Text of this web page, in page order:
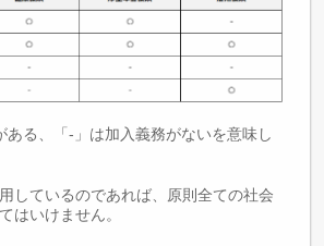
ある、「-」は加入義務がないを意味し
しているのであれば、原則全ての社会
はいけません。